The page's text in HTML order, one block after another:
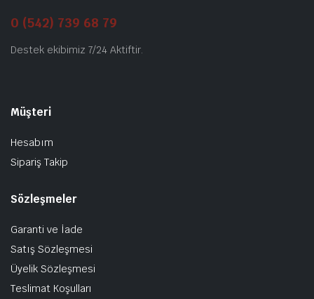
0 (542) 739 68 79
Destek ekibimiz 7/24 Aktiftir.
Müşteri
Hesabım
Sipariş Takip
Sözleşmeler
Garanti ve İade
Satış Sözleşmesi
Üyelik Sözleşmesi
Teslimat Koşulları